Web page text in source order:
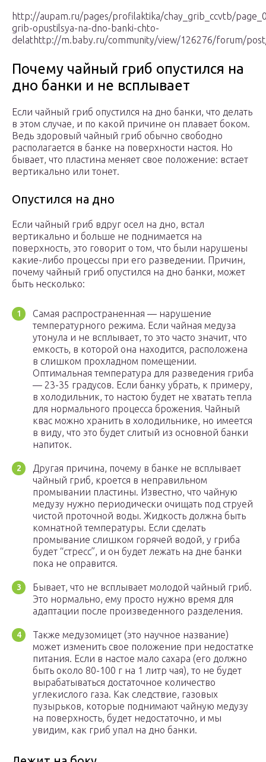
http://aupam.ru/pages/profilaktika/chay_grib_ccvtb/
grib-opustilsya-na-dno-banki-chto-
delathttp://m.baby.ru/community/view/126276/forum/
Почему чайный гриб опустился на
дно банки и не всплывает
Если чайный гриб опустился на дно банки, что делать
в этом случае, и по какой причине он плавает боком.
Ведь здоровый чайный гриб обычно свободно
располагается в банке на поверхности настоя. Но
бывает, что пластина меняет свое положение: встает
вертикально или тонет.
Опустился на дно
Если чайный гриб вдруг осел на дно, встал
вертикально и больше не поднимается на
поверхность, это говорит о том, что были нарушены
какие-либо процессы при его разведении. Причин,
почему чайный гриб опустился на дно банки, может
быть несколько:
Самая распространенная — нарушение
температурного режима. Если чайная медуза
утонула и не всплывает, то это часто значит, что
емкость, в которой она находится, расположена
в слишком прохладном помещении.
Оптимальная температура для разведения гриба
— 23-35 градусов. Если банку убрать, к примеру,
в холодильник, то настою будет не хватать тепла
для нормального процесса брожения. Чайный
квас можно хранить в холодильнике, но имеется
в виду, что это будет слитый из основной банки
напиток.
Другая причина, почему в банке не всплывает
чайный гриб, кроется в неправильном
промывании пластины. Известно, что чайную
медузу нужно периодически очищать под струей
чистой проточной воды. Жидкость должна быть
комнатной температуры. Если сделать
промывание слишком горячей водой, у гриба
будет “стресс”, и он будет лежать на дне банки
пока не оправится.
Бывает, что не всплывает молодой чайный гриб.
Это нормально, ему просто нужно время для
адаптации после произведенного разделения.
Также медузомицет (это научное название)
может изменить свое положение при недостатке
питания. Если в настое мало сахара (его должно
быть около 80-100 г на 1 литр чая), то не будет
вырабатываться достаточное количество
углекислого газа. Как следствие, газовых
пузырьков, которые поднимают чайную медузу
на поверхность, будет недостаточно, и мы
увидим, как гриб упал на дно банки.